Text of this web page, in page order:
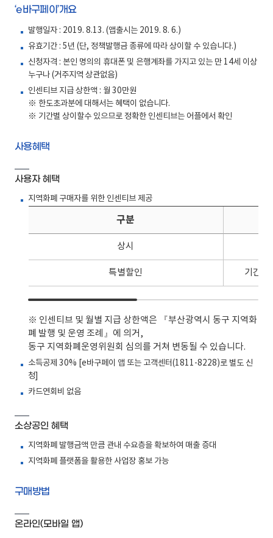
‘e바구페이’개요
발행일자 : 2019. 8.13. (앱출시는 2019. 8. 6.)
유효기간 : 5년 (단, 정책발행금 종류에 따라 상이할 수 있습니다.)
신청자격 : 본인 명의의 휴대폰 및 은행계좌를 가지고 있는 만 14세 이상
누구나 (거주지역 상관없음)
인센티브 지급 상한액 : 월 30만원
※ 한도초과분에 대해서는 혜택이 없습니다.
※ 기간별 상이할수 있으므로 정확한 인센티브는 어플에서 확인
사용혜택
사용자 혜택
지역화폐 구매자를 위한 인센티브 제공
구분
상시
특별할인 기간별
※ 인센티브 및 월별 지급 상한액은 『부산광역시 동구 지역화
폐 발행 및 운영 조례』에 의거,
동구 지역화폐운영위원회 심의를 거쳐 변동될 수 있습니다.
소득공제 30% [e바구페이 앱 또는 고객센터(1811-8228)로 별도 신
청]
카드연회비 없음
소상공인 혜택
지역화폐 발행금액 만큼 관내 수요층을 확보하여 매출 증대
지역화폐 플랫폼을 활용한 사업장 홍보 가능
구매방법
온라인(모바일 앱)